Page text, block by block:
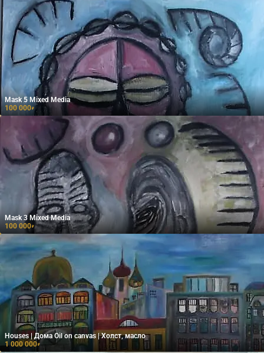
Mask 5 Mixed Media
100 000₽
Mask 3 Mixed Media
100 000₽
Houses | Дома Oil on canvas | Холст, масло
1 000 000₽